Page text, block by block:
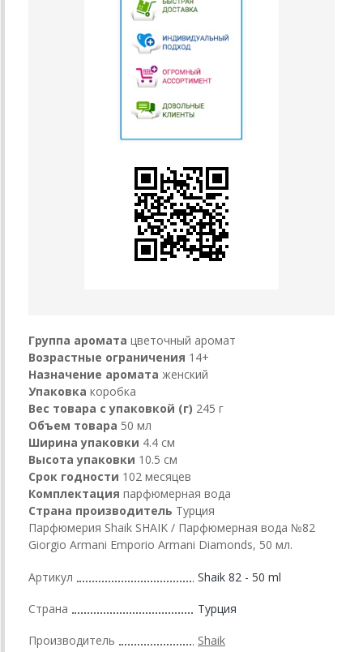
Группа аромата цветочный аромат
Возрастные ограничения 14+
Назначение аромата женский
Упаковка коробка
Вес товара с упаковкой (г) 245 г
Объем товара 50 мл
Ширина упаковки 4.4 см
Высота упаковки 10.5 см
Срок годности 102 месяцев
Комплектация парфюмерная вода
Страна производитель Турция
Парфюмерия Shaik SHAIK / Парфюмерная вода №82
Giorgio Armani Emporio Armani Diamonds, 50 мл.
Артикул Shaik 82 - 50 ml
Страна Турция
Производитель Shaik